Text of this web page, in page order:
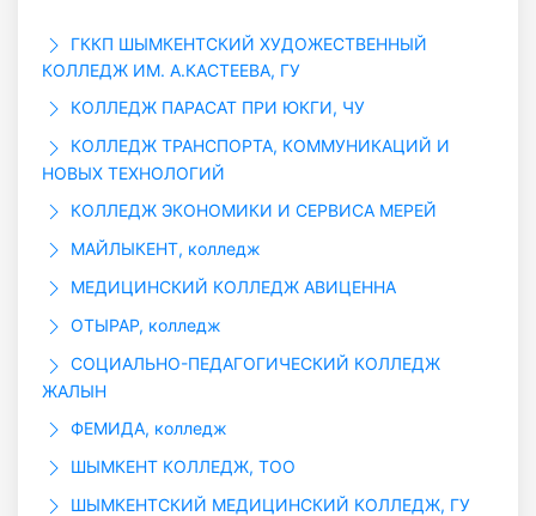
ГККП ШЫМКЕНТСКИЙ ХУДОЖЕСТВЕННЫЙ
КОЛЛЕДЖ ИМ. А.КАСТЕЕВА, ГУ
КОЛЛЕДЖ ПАРАСАТ ПРИ ЮКГИ, ЧУ
КОЛЛЕДЖ ТРАНСПОРТА, КОММУНИКАЦИЙ И
НОВЫХ ТЕХНОЛОГИЙ
КОЛЛЕДЖ ЭКОНОМИКИ И СЕРВИСА МЕРЕЙ
МАЙЛЫКЕНТ, колледж
МЕДИЦИНСКИЙ КОЛЛЕДЖ АВИЦЕННА
ОТЫРАР, колледж
СОЦИАЛЬНО-ПЕДАГОГИЧЕСКИЙ КОЛЛЕДЖ
ЖАЛЫН
ФЕМИДА, колледж
ШЫМКЕНТ КОЛЛЕДЖ, ТОО
ШЫМКЕНТСКИЙ МЕДИЦИНСКИЙ КОЛЛЕДЖ, ГУ